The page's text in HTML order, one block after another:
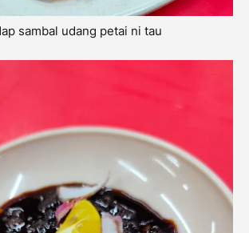
sambal udang petai ni tau